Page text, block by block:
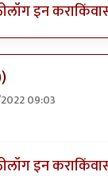
लॉग इन कराकिंवा
09:03
लॉग इन कराकिंवा